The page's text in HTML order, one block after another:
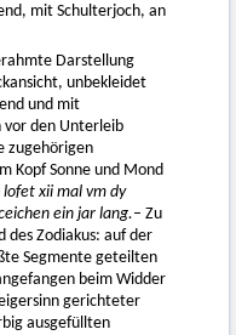
mit Schulterjoch, an
Darstellung
unbekleidet
und mit
vor den Unterleib
zugehörigen
Kopf Sonne und Mond
lofet xii mal vm dy
ein jar lang.– Zu
des Zodiakus: auf der
Segmente geteilten
beim Widder
gerichteter
ausgefüllten